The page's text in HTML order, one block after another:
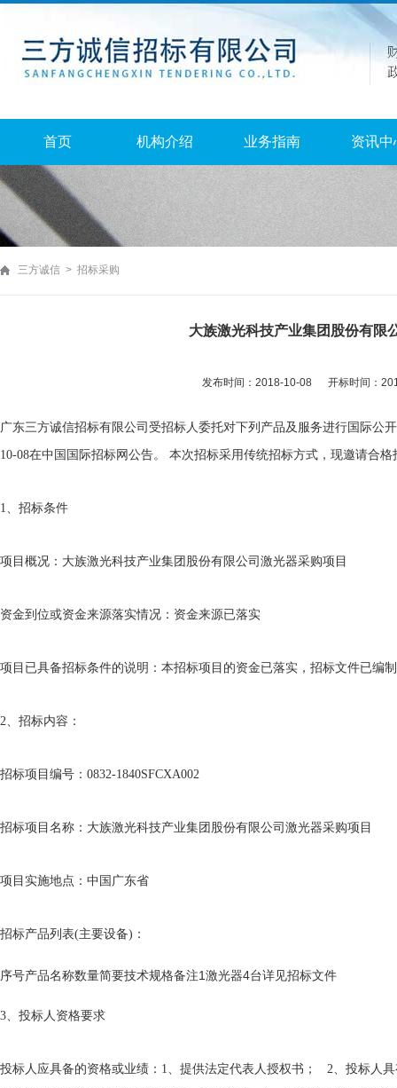
首页 机构介绍 业务指南 资讯中
三方诚信 > 招标采购
大族激光科技产业集团股份有限
发布时间：2018-10-08 开标时间：
广东三方诚信招标有限公司受招标人委托对下列产品及服务进行国际公
10-08在中国国际招标网公告。 本次招标采用传统招标方式，现邀请合格
1、招标条件
项目概况：大族激光科技产业集团股份有限公司激光器采购项目
资金到位或资金来源落实情况：资金来源已落实
项目已具备招标条件的说明：本招标项目的资金已落实，招标文件已编
2、招标内容：
招标项目编号： 0832-1840SFCXA002
招标项目名称：大族激光科技产业集团股份有限公司激光器采购项目
项目实施地点：中国广东省
招标产品列表(主要设备) ：
序号产品名称数量简要技术规格备注1激光器4台详见招标文件
3、投标人资格要求
投标人应具备的资格或业绩： 1、提供法定代表人授权书； 2、投标人